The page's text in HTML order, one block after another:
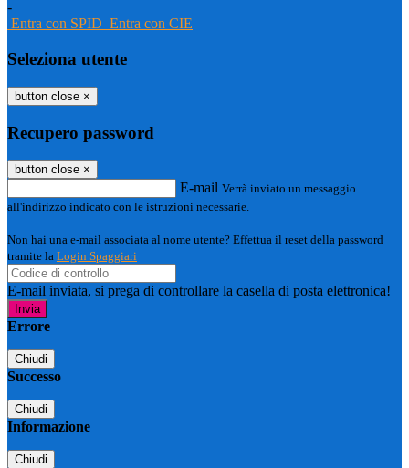
-
Entra con SPID Entra con CIE
Seleziona utente
button close ×
Recupero password
button close ×
E-mail Verrà inviato un messaggio
all'indirizzo indicato con le istruzioni necessarie.
Non hai una e-mail associata al nome utente? Effettua il reset della password
tramite la Login Spaggiari
E-mail inviata, si prega di controllare la casella di posta elettronica!
Errore
Chiudi
Successo
Chiudi
Informazione
Chiudi